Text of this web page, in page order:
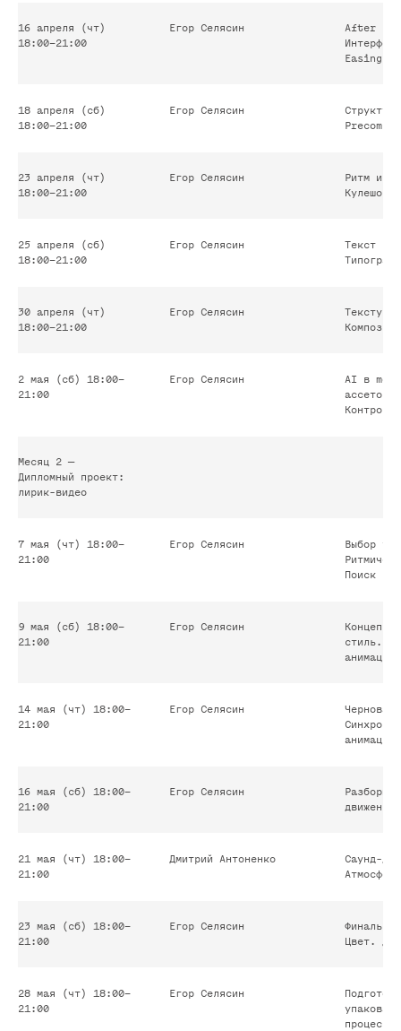
16 апреля (чт)
18:00–21:00
Егор Селясин
After
Easing
18 апреля (сб)
18:00–21:00
Егор Селясин
Precomp.
23 апреля (чт)
18:00–21:00
Егор Селясин
Ритм и
25 апреля (сб)
18:00–21:00
Егор Селясин
Текст в
30 апреля (чт)
18:00–21:00
Егор Селясин
2 мая (сб) 18:00–
21:00
Егор Селясин
AI в
ассетов.
Контроль
Месяц 2 —
Дипломный проект:
лирик-видео
7 мая (чт) 18:00–
21:00
Егор Селясин
Выбор
Поиск
9 мая (сб) 18:00–
21:00
Егор Селясин
стиль.
анимации
14 мая (чт) 18:00–
21:00
Егор Селясин
анимация
16 мая (сб) 18:00–
21:00
Егор Селясин
Разборы
21 мая (чт) 18:00–
21:00
Дмитрий Антоненко
Саунд-
23 мая (сб) 18:00–
21:00
Егор Селясин
Цвет.
28 мая (чт) 18:00–
21:00
Егор Селясин
процесс.
Соглашаюсь на обработку
персональных данных
Отправить
Наш менеджер в скором времени
касательно курса
вопросы